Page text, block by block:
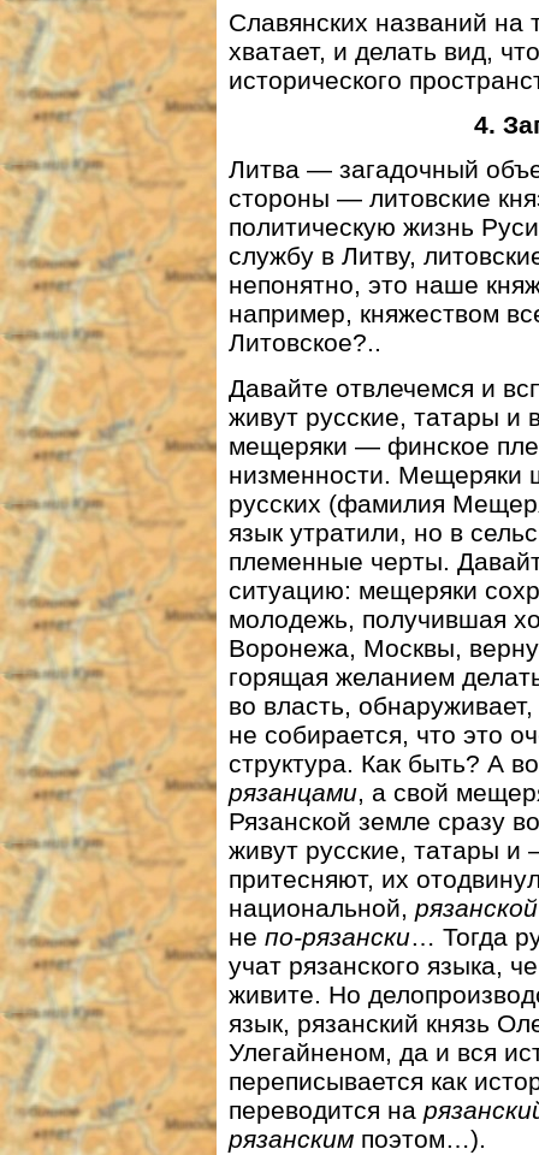
Славянских названий на
хватает, и делать вид,
исторического
4.
Литва — загадочный
стороны — литовские
политическую жизнь
службу в Литву,
непонятно, это наше
например, княжеством
Литовское?..
Давайте отвлечемся и
живут русские, татары и
мещеряки — финское
низменности. Мещеряки
русских (фамилия
язык утратили, но в
племенные черты.
ситуацию: мещеряки
молодежь, получившая
Воронежа, Москвы,
горящая желанием
во власть,
не собирается, что это
структура. Как быть? А
рязанцами, а свой
Рязанской земле сразу
живут русские, татары
притесняют, их
национальной, рязанской
не по-рязански… Тогда
учат рязанского языка,
живите. Но
язык, рязанский князь
Улегайненом, да и вся
переписывается как
переводится на
рязанским поэтом…).